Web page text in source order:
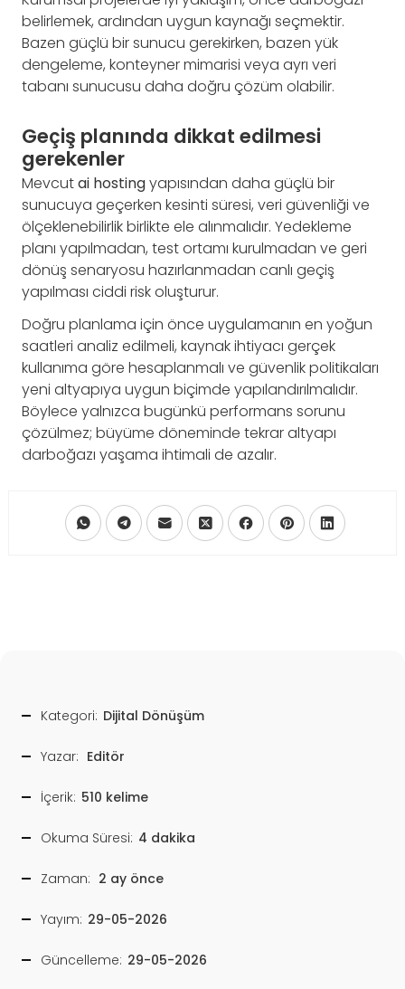
belirlemek, ardından uygun kaynağı seçmektir.
Bazen güçlü bir sunucu gerekirken, bazen yük
dengeleme, konteyner mimarisi veya ayrı veri
tabanı sunucusu daha doğru çözüm olabilir.
Geçiş planında dikkat edilmesi
gerekenler
Mevcutai hostingyapısından daha güçlü bir
sunucuya geçerken kesinti süresi, veri güvenliği ve
ölçeklenebilirlik birlikte ele alınmalıdır. Yedekleme
planı yapılmadan, test ortamı kurulmadan ve geri
dönüş senaryosu hazırlanmadan canlı geçiş
yapılması ciddi risk oluşturur.
Doğru planlama için önce uygulamanın en yoğun
saatleri analiz edilmeli, kaynak ihtiyacı gerçek
kullanıma göre hesaplanmalı ve güvenlik politikaları
yeni altyapıya uygun biçimde yapılandırılmalıdır.
Böylece yalnızca bugünkü performans sorunu
çözülmez; büyüme döneminde tekrar altyapı
darboğazı yaşama ihtimali de azalır.
Kategori: Dijital Dönüşüm
Yazar: Editör
İçerik: 510 kelime
Okuma Süresi: 4 dakika
Zaman: 2 ay önce
Yayım: 29-05-2026
Güncelleme: 29-05-2026